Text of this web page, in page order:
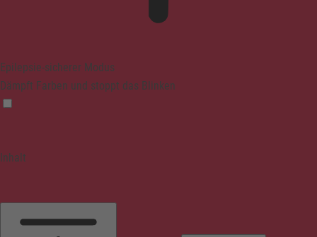
Epilepsie-sicherer Modus
Dämpft Farben und stoppt das Blinken
Inhalt